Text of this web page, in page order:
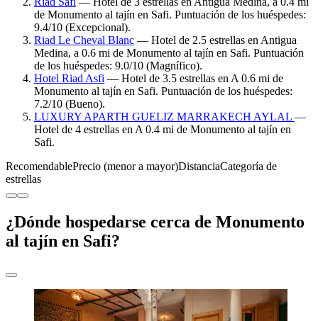
de Monumento al tajín en Safi. Puntuación de los huéspedes:
9.4/10 (Excepcional).
Riad Le Cheval Blanc — Hotel de 2.5 estrellas en Antigua
Medina, a 0.6 mi de Monumento al tajín en Safi. Puntuación
de los huéspedes: 9.0/10 (Magnífico).
Hotel Riad Asfi — Hotel de 3.5 estrellas en A 0.6 mi de
Monumento al tajín en Safi. Puntuación de los huéspedes:
7.2/10 (Bueno).
LUXURY APARTH GUELIZ MARRAKECH AYLAL —
Hotel de 4 estrellas en A 0.4 mi de Monumento al tajín en
Safi.
RecomendablePrecio (menor a mayor)DistanciaCategoría de
estrellas
¿Dónde hospedarse cerca de Monumento
al tajín en Safi?